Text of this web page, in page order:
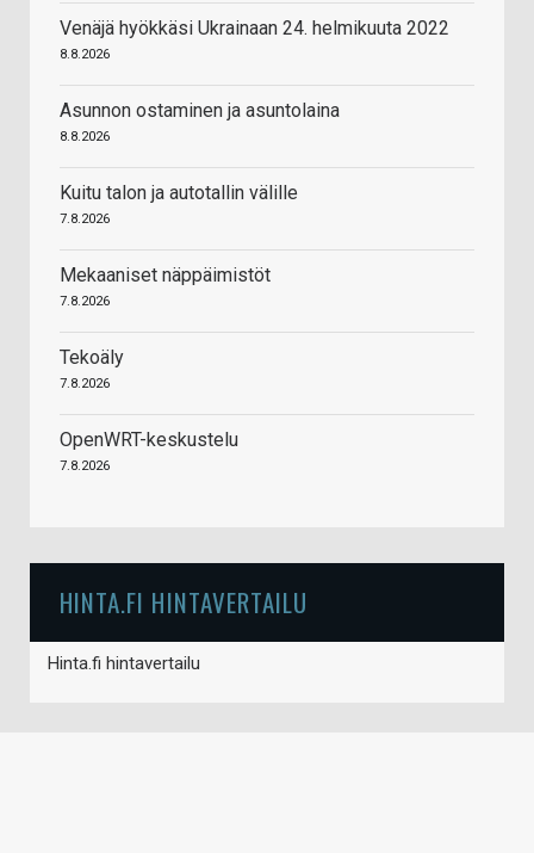
Venäjä hyökkäsi Ukrainaan 24. helmikuuta 2022
8.8.2026
Asunnon ostaminen ja asuntolaina
8.8.2026
Kuitu talon ja autotallin välille
7.8.2026
Mekaaniset näppäimistöt
7.8.2026
Tekoäly
7.8.2026
OpenWRT-keskustelu
7.8.2026
HINTA.FI HINTAVERTAILU
Hinta.fi hintavertailu